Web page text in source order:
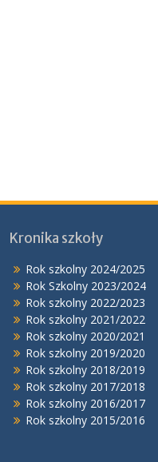
Kronika szkoły
Rok szkolny 2024/2025
Rok Szkolny 2023/2024
Rok szkolny 2022/2023
Rok szkolny 2021/2022
Rok szkolny 2020/2021
Rok szkolny 2019/2020
Rok szkolny 2018/2019
Rok szkolny 2017/2018
Rok szkolny 2016/2017
Rok szkolny 2015/2016